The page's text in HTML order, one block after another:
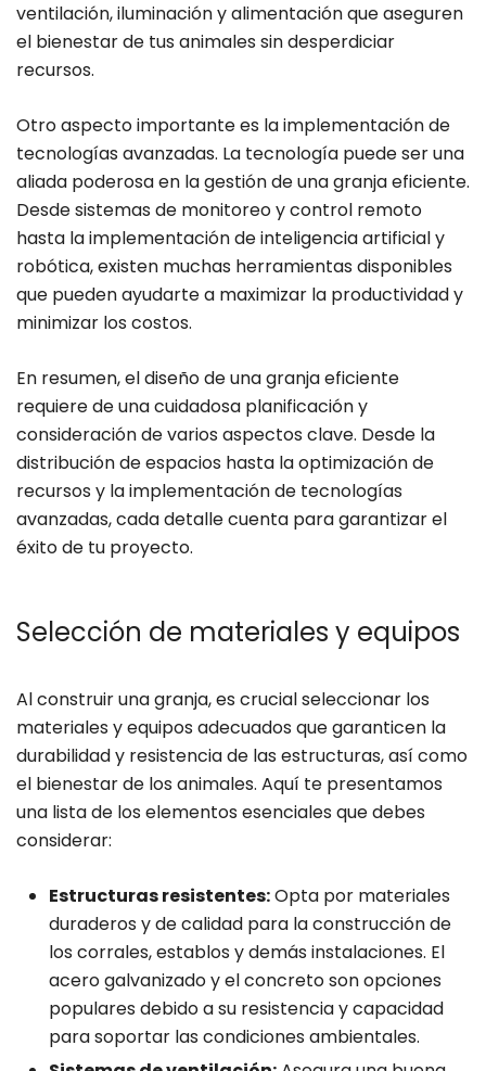
ventilación, iluminación y alimentación que aseguren
el bienestar de tus animales sin desperdiciar
recursos.
Otro aspecto importante es la implementación de
tecnologías avanzadas. La tecnología puede ser una
aliada poderosa en la gestión de una granja eficiente.
Desde sistemas de monitoreo y control remoto
hasta la implementación de inteligencia artificial y
robótica, existen muchas herramientas disponibles
que pueden ayudarte a maximizar la productividad y
minimizar los costos.
En resumen, el diseño de una granja eficiente
requiere de una cuidadosa planificación y
consideración de varios aspectos clave. Desde la
distribución de espacios hasta la optimización de
recursos y la implementación de tecnologías
avanzadas, cada detalle cuenta para garantizar el
éxito de tu proyecto.
Selección de materiales y equipos
Al construir una granja, es crucial seleccionar los
materiales y equipos adecuados que garanticen la
durabilidad y resistencia de las estructuras, así como
el bienestar de los animales. Aquí te presentamos
una lista de los elementos esenciales que debes
considerar:
Estructuras resistentes:Opta por materiales
duraderos y de calidad para la construcción de
los corrales, establos y demás instalaciones. El
acero galvanizado y el concreto son opciones
populares debido a su resistencia y capacidad
para soportar las condiciones ambientales.